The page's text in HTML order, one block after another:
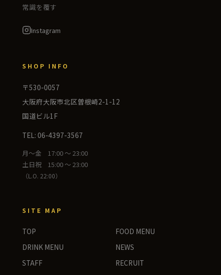
常識を覆す
Instagram
SHOP INFO
〒530-0057
大阪府大阪市北区曽根崎2-1-12
国道ビル1F
TEL: 06-4397-3567
月〜金 17:00 〜 23:00
土日祝 15:00 〜 23:00
（L.O. 22:00）
SITE MAP
TOP
FOOD MENU
DRINK MENU
NEWS
STAFF
RECRUIT